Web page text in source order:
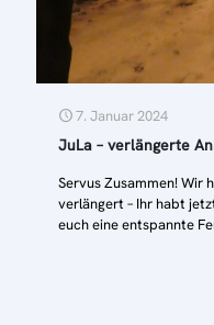
7. Januar 2024
JuLa – verlängerte
Servus Zusammen! Wir
verlängert – Ihr habt
euch eine entspannte